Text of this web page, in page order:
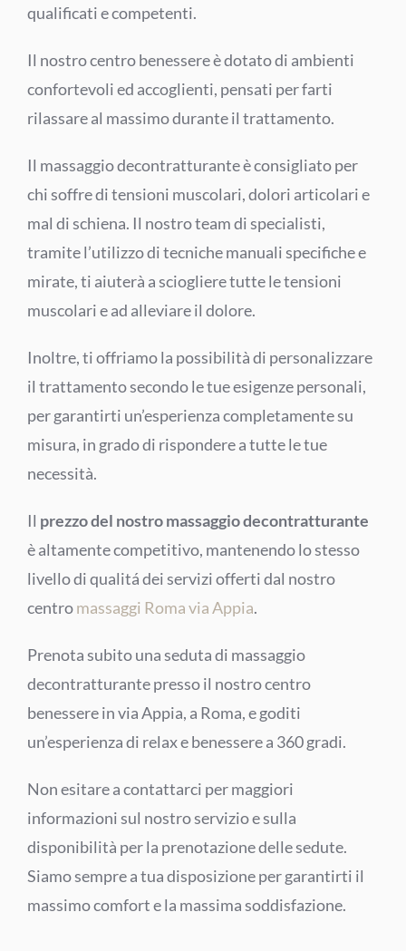
qualificati e competenti.
Il nostro centro benessere è dotato di ambienti
confortevoli ed accoglienti, pensati per farti
rilassare al massimo durante il trattamento.
Il massaggio decontratturante è consigliato per
chi soffre di tensioni muscolari, dolori articolari e
mal di schiena. Il nostro team di specialisti,
tramite l’utilizzo di tecniche manuali specifiche e
mirate, ti aiuterà a sciogliere tutte le tensioni
muscolari e ad alleviare il dolore.
Inoltre, ti offriamo la possibilità di personalizzare
il trattamento secondo le tue esigenze personali,
per garantirti un’esperienza completamente su
misura, in grado di rispondere a tutte le tue
necessità.
Il prezzo del nostro massaggio decontratturante
è altamente competitivo, mantenendo lo stesso
livello di qualitá dei servizi offerti dal nostro
centromassaggi Roma via Appia.
Prenota subito una seduta di massaggio
decontratturante presso il nostro centro
benessere in via Appia, a Roma, e goditi
un’esperienza di relax e benessere a 360 gradi.
Non esitare a contattarci per maggiori
informazioni sul nostro servizio e sulla
disponibilità per la prenotazione delle sedute.
Siamo sempre a tua disposizione per garantirti il
massimo comfort e la massima soddisfazione.